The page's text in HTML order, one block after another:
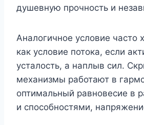
душевную прочность и
Аналогичное условие часто
как условие потока, если
усталость, а наплыв сил.
механизмы работают в
оптимальный равновесие в
и способностями,